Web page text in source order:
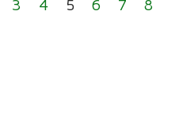
3 4 5 6 7 8